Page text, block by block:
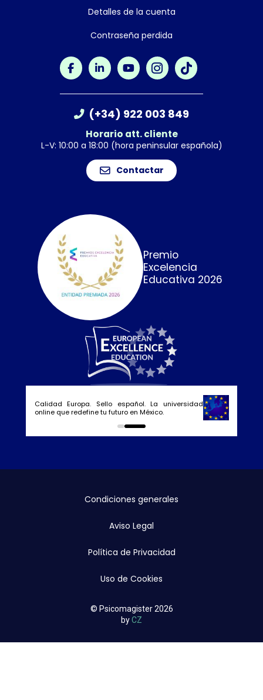
Detalles de la cuenta
Contraseña perdida
(+34) 922 003 849
Horario att. cliente
L-V: 10:00 a 18:00 (hora peninsular española)
Contactar
Premio
Excelencia
Educativa 2026
Calidad Europa. Sello español. La universidad
online que redefine tu futuro en México.
0 1
Condiciones generales
Aviso Legal
Política de Privacidad
Uso de Cookies
© Psicomagister 2026
byCZ